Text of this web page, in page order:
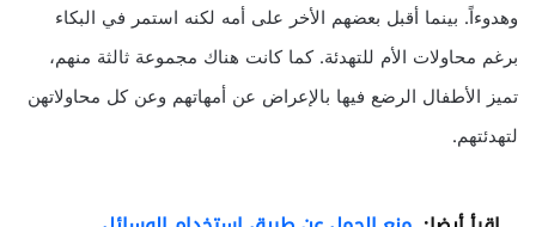
وهدوءاً. بينما أقبل بعضهم الأخر على أمه لكنه استمر في البكاء
برغم محاولات الأم للتهدئة. كما كانت هناك مجموعة ثالثة منهم،
تميز الأطفال الرضع فيها بالإعراض عن أمهاتهم وعن كل محاولاتهن
لتهدئتهم.